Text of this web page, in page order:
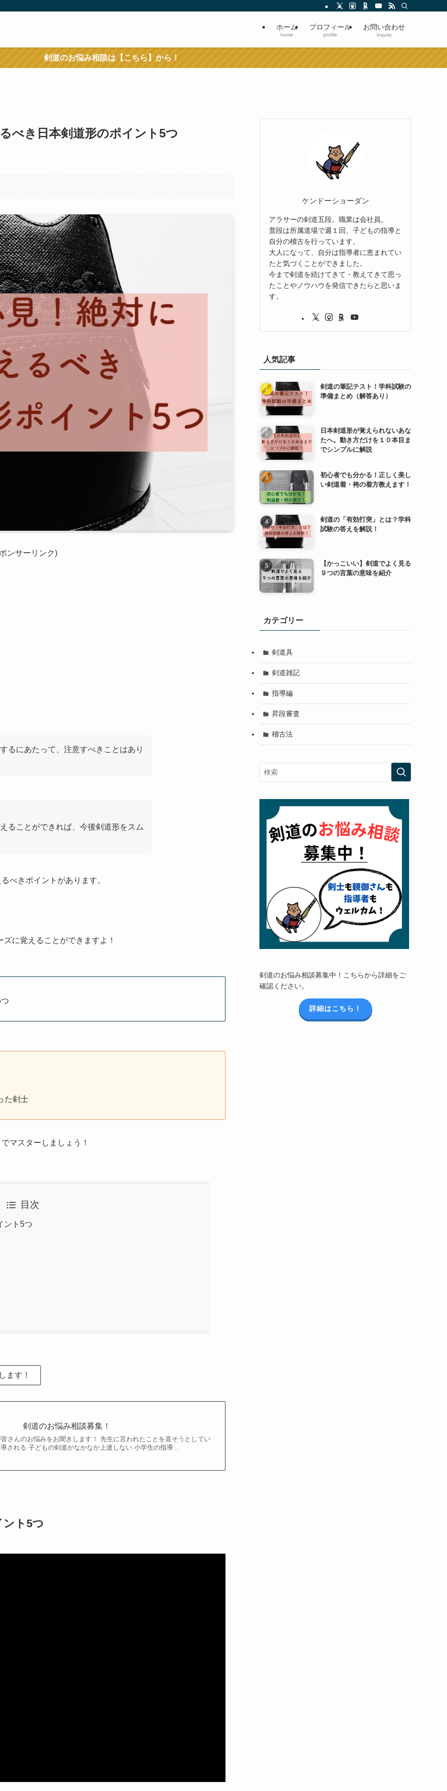
ホーム
home
プロフィール
profile
お問い合わせ
inquiry
剣道のお悩み相談は【こちら】から！
べき日本剣道形のポイント5つ
ンサーリンク)
るにあたって、注意すべきことはあり
ることができれば、今後剣道形をスム
べきポイントがあります。
に覚えることができますよ！
た剣士
マスターしましょう！
目次
ント5つ
ます！
剣道のお悩み相談募集！
さんのお悩みをお聞きします！ 先生に言われたことを直そうとしてい
される 子どもの剣道がなかなか上達しない 小学生の指導...
ント5つ
ケンドーショーダン
アラサーの剣道五段。職業は会社員。
普段は所属道場で週１回、子どもの指導と
自分の稽古を行っています。
大人になって、自分は指導者に恵まれてい
たと気づくことができました。
今まで剣道を続けてきて・教えてきて思っ
たことやノウハウを発信できたらと思いま
す。
人気記事
剣道の筆記テスト！学科試験の
準備まとめ（解答あり）
日本剣道形が覚えられないあな
たへ。動き方だけを１０本目ま
でシンプルに解説
初心者でも分かる！正しく美し
い剣道着・袴の着方教えます！
剣道の「有効打突」とは？学科
試験の答えを解説！
【かっこいい】剣道でよく見る
９つの言葉の意味を紹介
カテゴリー
剣道具
剣道雑記
指導編
昇段審査
稽古法
剣道のお悩み相談募集中！こちらから詳細をご
確認ください。
詳細はこちら！